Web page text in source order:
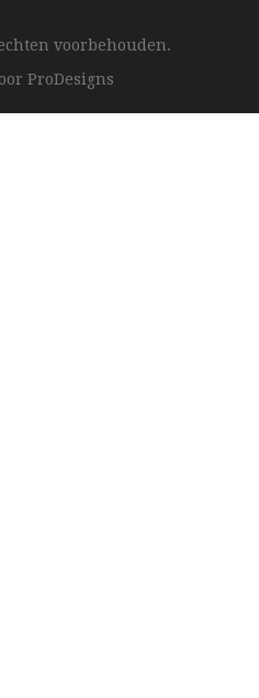
voorbehouden.
ProDesigns